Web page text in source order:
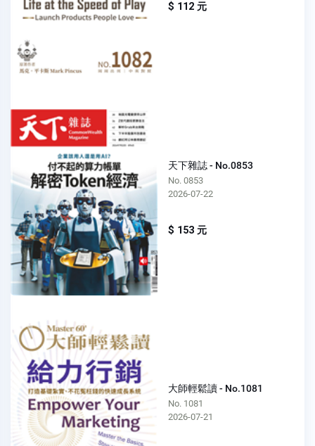
$ 112 元
天下雜誌 - No.0853
No. 0853
2026-07-22
$ 153 元
大師輕鬆讀 - No.1081
No. 1081
2026-07-21